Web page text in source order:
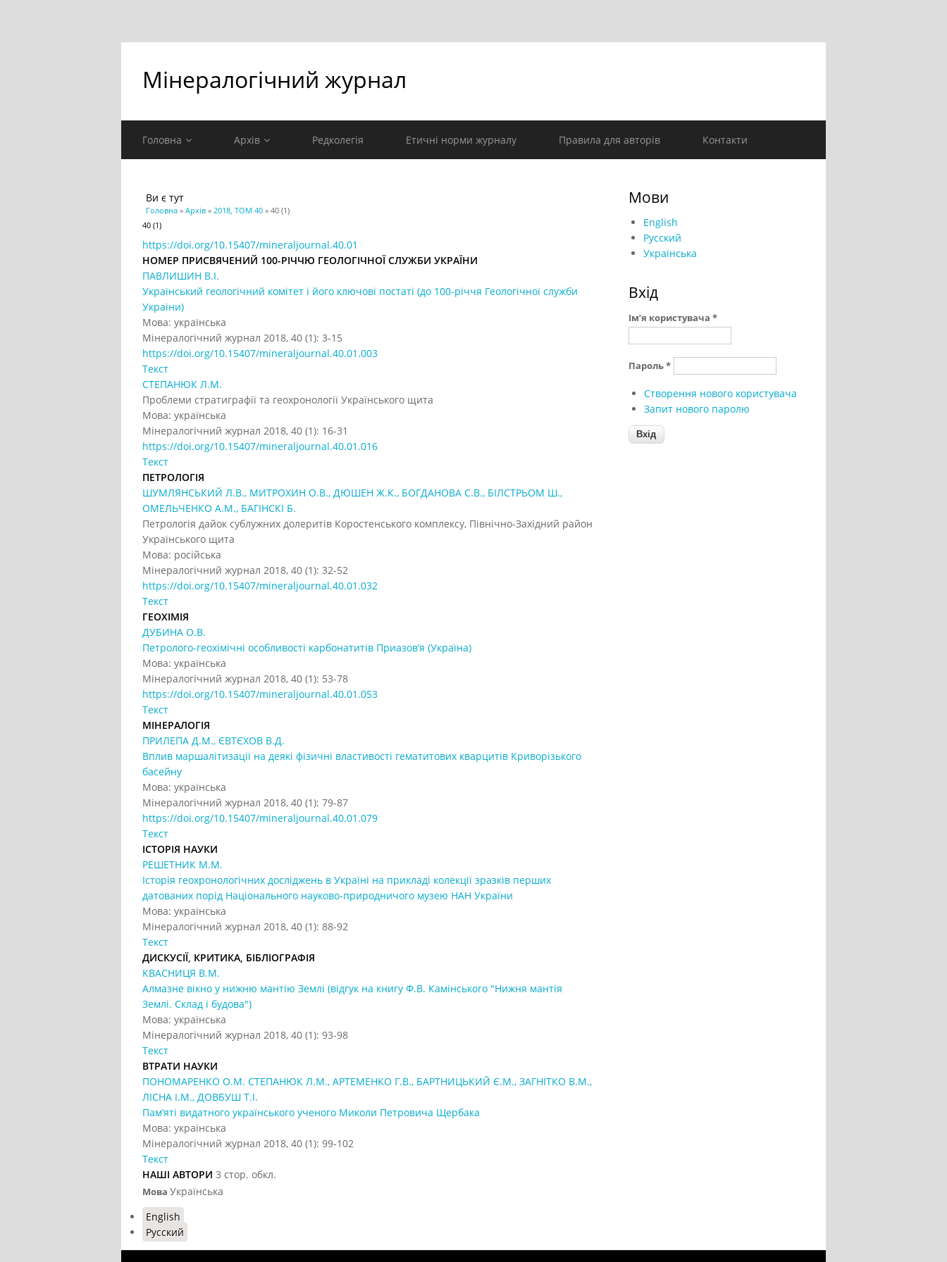
Мінералогічний журнал
Головна Архів Редколегія Етичні норми журналу Правила для авторів Контакти
Ви є тут
Головна » Архів » 2018, ТОМ 40 » 40 (1)
40 (1)
https://doi.org/10.15407/mineraljournal.40.01
НОМЕР ПРИСВЯЧЕНИЙ 100-РІЧЧЮ ГЕОЛОГІЧНОЇ СЛУЖБИ УКРАЇНИ
ПАВЛИШИН В.І.
Український геологічний комітет і його ключові постаті (до 100-річчя Геологічної служби
України)
Мова: українська
Мінералогічний журнал 2018, 40 (1): 3-15
https://doi.org/10.15407/mineraljournal.40.01.003
Текст
СТЕПАНЮК Л.М.
Проблеми стратиграфії та геохронології Українського щита
Мова: українська
Мінералогічний журнал 2018, 40 (1): 16-31
https://doi.org/10.15407/mineraljournal.40.01.016
Текст
ПЕТРОЛОГІЯ
ШУМЛЯНСЬКИЙ Л.В., МИТРОХИН О.В., ДЮШЕН Ж.К., БОГДАНОВА С.В., БІЛСТРЬОМ Ш.,
ОМЕЛЬЧЕНКО А.М., БАГІНСКІ Б.
Петрологія дайок сублужних долеритів Коростенського комплексу, Північно-Західний район
Українського щита
Мова: російська
Мінералогічний журнал 2018, 40 (1): 32-52
https://doi.org/10.15407/mineraljournal.40.01.032
Текст
ГЕОХІМІЯ
ДУБИНА О.В.
Петролого-геохімічні особливості карбонатитів Приазов’я (Україна)
Мова: українська
Мінералогічний журнал 2018, 40 (1): 53-78
https://doi.org/10.15407/mineraljournal.40.01.053
Текст
МІНЕРАЛОГІЯ
ПРИЛЕПА Д.М., ЄВТЄХОВ В.Д.
Вплив маршалітизації на деякі фізичні властивості гематитових кварцитів Криворізького
басейну
Мова: українська
Мінералогічний журнал 2018, 40 (1): 79-87
https://doi.org/10.15407/mineraljournal.40.01.079
Текст
ІСТОРІЯ НАУКИ
РЕШЕТНИК М.М.
Історія геохронологічних досліджень в Україні на прикладі колекції зразків перших
датованих порід Національного науково-природничого музею НАН України
Мова: українська
Мінералогічний журнал 2018, 40 (1): 88-92
Текст
ДИСКУСІЇ, КРИТИКА, БІБЛІОГРАФІЯ
КВАСНИЦЯ В.М.
Алмазне вікно у нижню мантію Землі (відгук на книгу Ф.В. Камінського "Нижня мантія
Землі. Склад і будова")
Мова: українська
Мінералогічний журнал 2018, 40 (1): 93-98
Текст
ВТРАТИ НАУКИ
ПОНОМАРЕНКО О.М. СТЕПАНЮК Л.М., АРТЕМЕНКО Г.В., БАРТНИЦЬКИЙ Є.М., ЗАГНІТКО В.М.,
ЛІСНА І.М., ДОВБУШ Т.І.
Пам’яті видатного українського ученого Миколи Петровича Щербака
Мова: українська
Мінералогічний журнал 2018, 40 (1): 99-102
Текст
НАШІ АВТОРИ 3 стор. обкл.
Мова Українська
English
Русский
Мови
English
Русский
Українська
Вхід
Ім’я користувача *
Пароль*
Створення нового користувача
Запит нового паролю